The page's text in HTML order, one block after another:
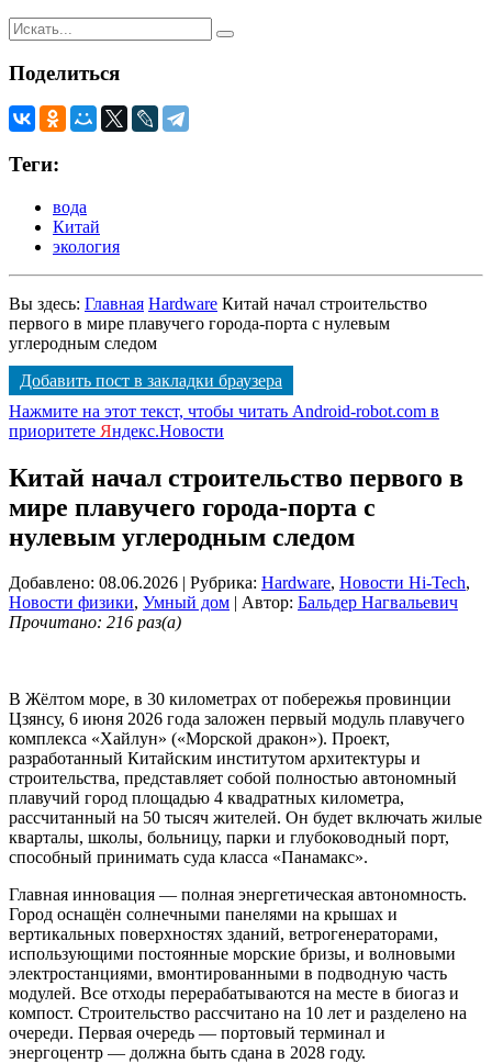
Поделиться
Теги:
вода
Китай
экология
Вы здесь: Главная Hardware Китай начал строительство
первого в мире плавучего города-порта с нулевым
углеродным следом
Добавить пост в закладки браузера
Нажмите на этот текст, чтобы читать Android-robot.com в
приоритете Яндекс.Новости
Китай начал строительство первого в
мире плавучего города-порта с
нулевым углеродным следом
Добавлено: 08.06.2026 | Рубрика: Hardware, Новости Hi-Tech,
Новости физики, Умный дом | Автор: Бальдер Нагвальевич
Прочитано: 216 раз(а)
В Жёлтом море, в 30 километрах от побережья провинции
Цзянсу, 6 июня 2026 года заложен первый модуль плавучего
комплекса «Хайлун» («Морской дракон»). Проект,
разработанный Китайским институтом архитектуры и
строительства, представляет собой полностью автономный
плавучий город площадью 4 квадратных километра,
рассчитанный на 50 тысяч жителей. Он будет включать жилые
кварталы, школы, больницу, парки и глубоководный порт,
способный принимать суда класса «Панамакс».
Главная инновация — полная энергетическая автономность.
Город оснащён солнечными панелями на крышах и
вертикальных поверхностях зданий, ветрогенераторами,
использующими постоянные морские бризы, и волновыми
электростанциями, вмонтированными в подводную часть
модулей. Все отходы перерабатываются на месте в биогаз и
компост. Строительство рассчитано на 10 лет и разделено на
очереди. Первая очередь — портовый терминал и
энергоцентр — должна быть сдана в 2028 году.